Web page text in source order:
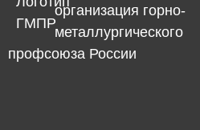
организация горно-
металлургического
профсоюза России